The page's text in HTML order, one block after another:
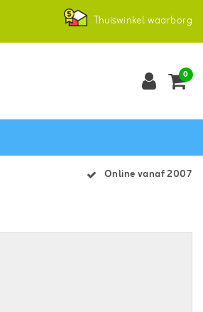
Thuiswinkel waarborg
0
Online vanaf 2007